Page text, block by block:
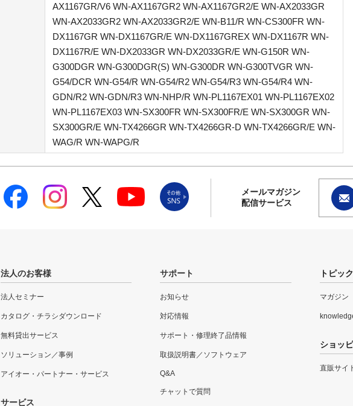
AX1167GR/V6 WN-AX1167GR2 WN-AX1167GR2/E WN-AX2033GR
WN-AX2033GR2 WN-AX2033GR2/E WN-B11/R WN-CS300FR WN-
DX1167GR WN-DX1167GR/E WN-DX1167GREX WN-DX1167R WN-
DX1167R/E WN-DX2033GR WN-DX2033GR/E WN-G150R WN-
G300DGR WN-G300DGR(S) WN-G300DR WN-G300TVGR WN-
G54/DCR WN-G54/R WN-G54/R2 WN-G54/R3 WN-G54/R4 WN-
GDN/R2 WN-GDN/R3 WN-NHP/R WN-PL1167EX01 WN-PL1167EX02
WN-PL1167EX03 WN-SX300FR WN-SX300FR/E WN-SX300GR WN-
SX300GR/E WN-TX4266GR WN-TX4266GR-D WN-TX4266GR/E WN-
WAG/R WN-WAPG/R
メールマガジン
配信サービス
法人のお客様
法人セミナー
カタログ・チラシダウンロード
無料貸出サービス
ソリューション／事例
アイオー・パートナー・サービス
サービス
サポート
お知らせ
対応情報
サポート・修理終了品情報
取扱説明書／ソフトウェア
Q&A
チャットで質問
トピック
マガジン
ショッ
直販サイ